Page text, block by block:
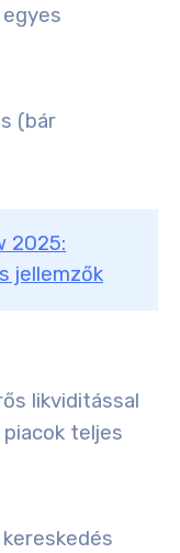
(bár
2025:
jellemzők
likviditással
teljes
kereskedés